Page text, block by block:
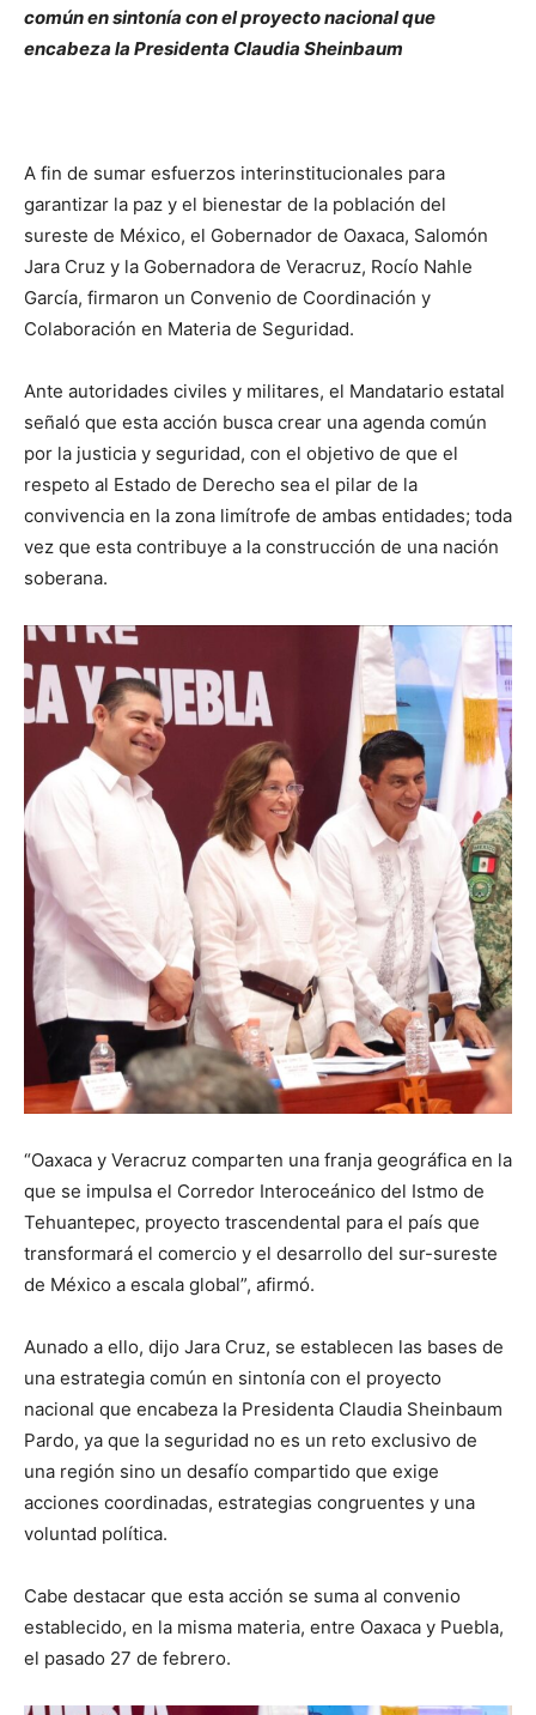
común en sintonía con el proyecto nacional que
encabeza la Presidenta Claudia Sheinbaum
A fin de sumar esfuerzos interinstitucionales para
garantizar la paz y el bienestar de la población del
sureste de México, el Gobernador de Oaxaca, Salomón
Jara Cruz y la Gobernadora de Veracruz, Rocío Nahle
García, firmaron un Convenio de Coordinación y
Colaboración en Materia de Seguridad.
Ante autoridades civiles y militares, el Mandatario estatal
señaló que esta acción busca crear una agenda común
por la justicia y seguridad, con el objetivo de que el
respeto al Estado de Derecho sea el pilar de la
convivencia en la zona limítrofe de ambas entidades; toda
vez que esta contribuye a la construcción de una nación
soberana.
“Oaxaca y Veracruz comparten una franja geográfica en la
que se impulsa el Corredor Interoceánico del Istmo de
Tehuantepec, proyecto trascendental para el país que
transformará el comercio y el desarrollo del sur-sureste
de México a escala global”, afirmó.
Aunado a ello, dijo Jara Cruz, se establecen las bases de
una estrategia común en sintonía con el proyecto
nacional que encabeza la Presidenta Claudia Sheinbaum
Pardo, ya que la seguridad no es un reto exclusivo de
una región sino un desafío compartido que exige
acciones coordinadas, estrategias congruentes y una
voluntad política.
Cabe destacar que esta acción se suma al convenio
establecido, en la misma materia, entre Oaxaca y Puebla,
el pasado 27 de febrero.